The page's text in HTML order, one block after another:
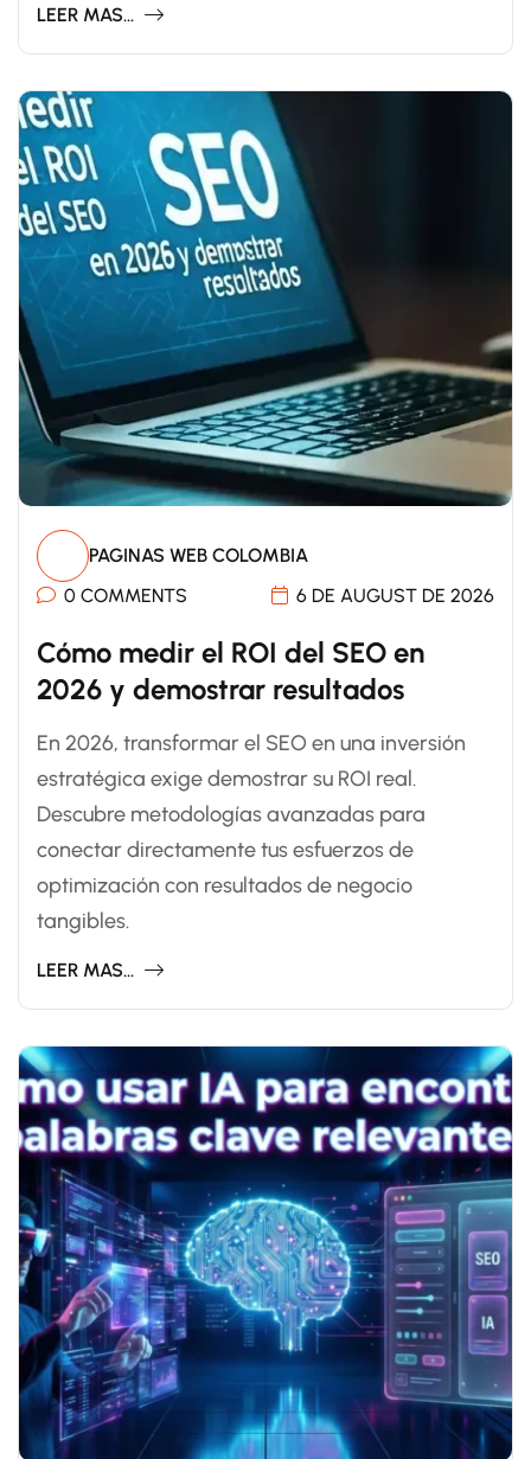
LEER MAS...
PAGINAS WEB COLOMBIA
0 COMMENTS
6 DE AUGUST DE 2026
Cómo medir el ROI del SEO en
2026 y demostrar resultados
En 2026, transformar el SEO en una inversión
estratégica exige demostrar su ROI real.
Descubre metodologías avanzadas para
conectar directamente tus esfuerzos de
optimización con resultados de negocio
tangibles.
LEER MAS...